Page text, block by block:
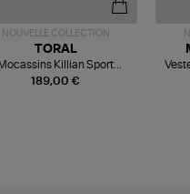
NOUVELLE COLLECTION
189,00 €
TORAL
Mocassins Killian Sport
Mousse